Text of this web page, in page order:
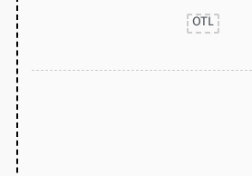
OTL